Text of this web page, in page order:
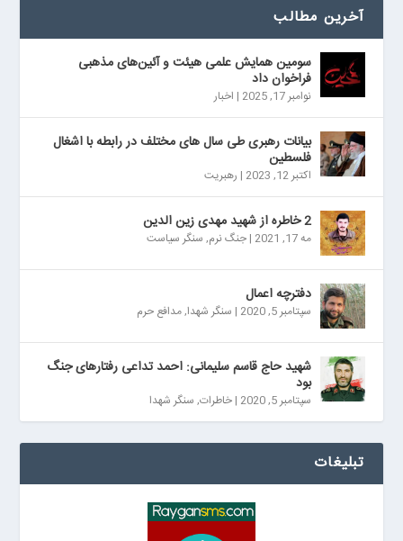
آخرین مطالب
سومین همایش علمی هیئت و آئین‌های مذهبی
فراخوان داد
نوامبر 17, 2025 | اخبار
بیانات رهبری طی سال های مختلف در رابطه با اشغال
فلسطین
اکتبر 12, 2023 | رهبریت
2 خاطره از شهید مهدی زین الدین
مه 17, 2021 |جنگ نرم, سنگر سیاست
دفترچه اعمال
سپتامبر 5, 2020 | سنگر شهدا,مدافع حرم
شهید حاج قاسم سلیمانی: احمد تداعی رفتارهای جنگ
بود
سپتامبر 5, 2020 |خاطرات, سنگر شهدا
تبلیغات